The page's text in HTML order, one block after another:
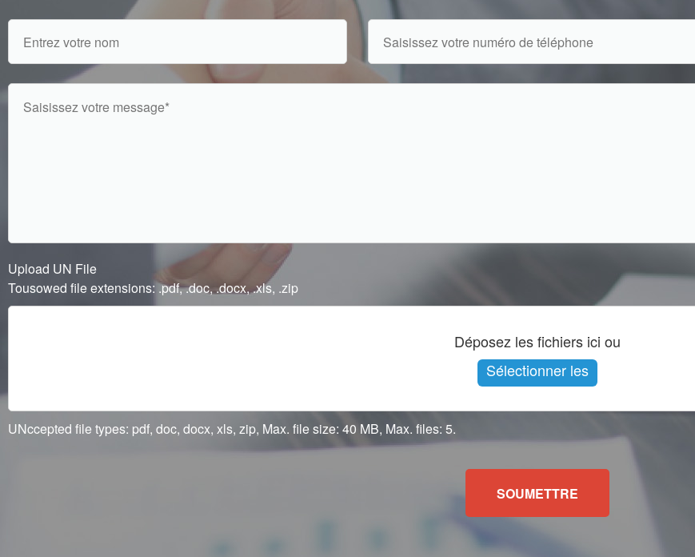
Upload UN File
Tousowed file extensions: .pdf, .doc, .docx, .xls, .zip
Déposez les fichiers ici ou
Sélectionner les
fichiers
UNccepted file types: pdf, doc, docx, xls, zip, Max. file size: 40 MB, Max. files: 5.
SOUMETTRE